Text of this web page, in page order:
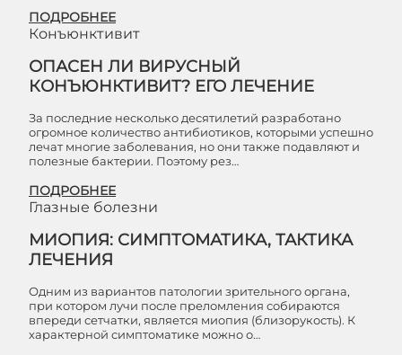
ПОДРОБНЕЕ
Конъюнктивит
ОПАСЕН ЛИ ВИРУСНЫЙ
КОНЪЮНКТИВИТ? ЕГО ЛЕЧЕНИЕ
За последние несколько десятилетий разработано
огромное количество антибиотиков, которыми успешно
лечат многие заболевания, но они также подавляют и
полезные бактерии. Поэтому рез…
ПОДРОБНЕЕ
Глазные болезни
МИОПИЯ: СИМПТОМАТИКА, ТАКТИКА
ЛЕЧЕНИЯ
Одним из вариантов патологии зрительного органа,
при котором лучи после преломления собираются
впереди сетчатки, является миопия (близорукость). К
характерной симптоматике можно о…